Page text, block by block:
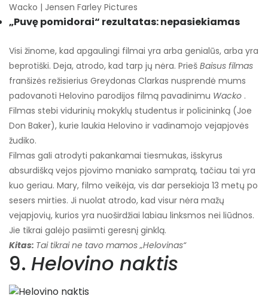
Wacko | Jensen Farley Pictures
„Puvę pomidorai“ rezultatas: nepasiekiamas
Visi žinome, kad apgaulingi filmai yra arba genialūs, arba yra
beprotiški. Deja, atrodo, kad tarp jų nėra. Prieš Baisus filmas
franšizės režisierius Greydonas Clarkas nusprendė mums
padovanoti Helovino parodijos filmą pavadinimu Wacko .
Filmas stebi vidurinių mokyklų studentus ir policininką (Joe
Don Baker), kurie laukia Helovino ir vadinamojo vejapjovės
žudiko.
Filmas gali atrodyti pakankamai tiesmukas, išskyrus
absurdišką vejos pjovimo maniako sampratą, tačiau tai yra
kuo geriau. Mary, filmo veikėja, vis dar persekioja 13 metų po
sesers mirties. Ji nuolat atrodo, kad visur nėra mažų
vejapjovių, kurios yra nuoširdžiai labiau linksmos nei liūdnos.
Jie tikrai galėjo pasiimti geresnį ginklą.
Kitas: Tai tikrai ne tavo mamos „Helovinas“
9. Helovino naktis